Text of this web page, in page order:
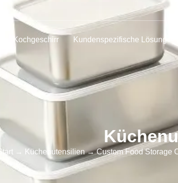
Kochgeschirr Kundenspezifische Lösung
Start → Küchenutensilien→ Custom Food Storage